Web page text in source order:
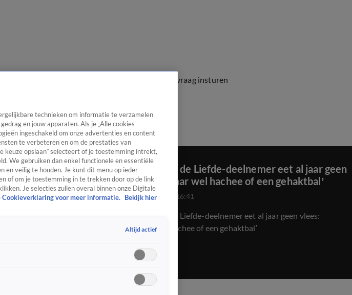
Kijkersvraag insturen
Lang Leve de Liefde-deelnemer eet al jaar geen
vlees: ‘Maar wel hachee of een gehaktbal’
26 mei 2022, 16:41
Lang Leve de Liefde-deelnemer eet al jaar geen vlees:
‘Maar wel hachee of een gehaktbal’
technieken om informatie te verzamelen
en jouw apparaten. Als je „Alle cookies
ingeschakeld om onze advertenties en content
te verbeteren en om de prestaties van
keuze opslaan” selecteert of je toestemming intrekt,
We gebruiken dan enkel functionele en essentiële
en veilig te houden. Je kunt dit menu op ieder
of om je toestemming in te trekken door op de link
Je selecties zullen overal binnen onze Digitale
Cookieverklaring voor meer informatie. Bekijk hier
Altijd actief